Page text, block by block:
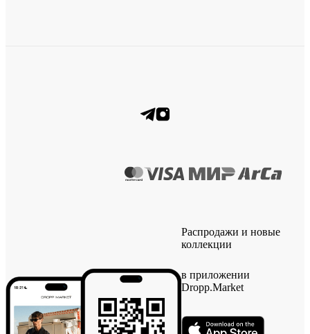
Распродажи и новые
коллекции
в приложении
Dropp.Market